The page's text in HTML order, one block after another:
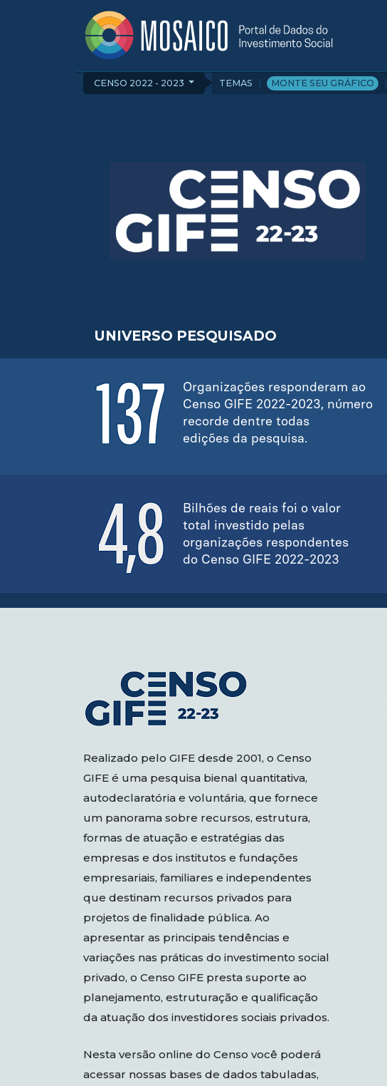
CENSO 2022 - 2023 TEMAS MONTE SEU GRÁFICO
UNIVERSO PESQUISADO
Organizações responderam ao
Censo GIFE 2022-2023, número
recorde dentre todas
edições da pesquisa.
Bilhões de reais foi o valor
total investido pelas
organizações respondentes
do Censo GIFE 2022-2023
Realizado pelo GIFE desde 2001, o Censo
GIFE é uma pesquisa bienal quantitativa,
autodeclaratória e voluntária, que fornece
um panorama sobre recursos, estrutura,
formas de atuação e estratégias das
empresas e dos institutos e fundações
empresariais, familiares e independentes
que destinam recursos privados para
projetos de finalidade pública. Ao
apresentar as principais tendências e
variações nas práticas do investimento social
privado, o Censo GIFE presta suporte ao
planejamento, estruturação e qualificação
da atuação dos investidores sociais privados.
Nesta versão online do Censo você poderá
acessar nossas bases de dados tabuladas,